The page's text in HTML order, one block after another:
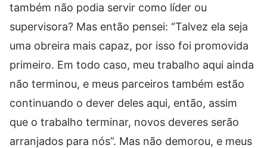
também não podia servir como líder ou
supervisora? Mas então pensei: “Talvez ela seja
uma obreira mais capaz, por isso foi promovida
primeiro. Em todo caso, meu trabalho aqui ainda
não terminou, e meus parceiros também estão
continuando o dever deles aqui, então, assim
que o trabalho terminar, novos deveres serão
arranjados para nós”. Mas não demorou, e meus